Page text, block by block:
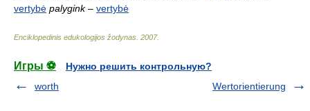
vertybė palygink– vertybė
Enciklopedinis edukologijos žodynas 2007.
Игры ⚽
Нужно решить контрольную?
worth
Wertorientierung